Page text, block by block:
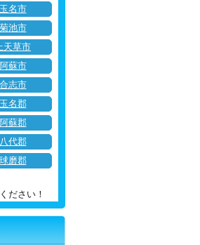
玉名市
菊池市
天草市
阿蘇市
合志市
玉名郡
阿蘇郡
八代郡
球磨郡
ださい！